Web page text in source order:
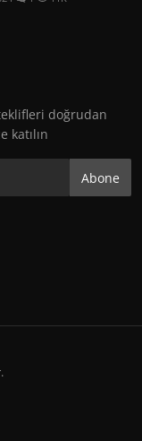
doğrudan
katılın
Abone